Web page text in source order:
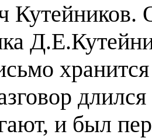
Кутейников.
и был